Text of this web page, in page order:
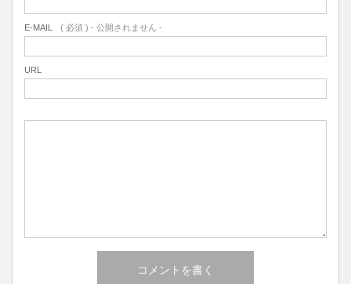
E-MAIL ( 必須 ) - 公開されません -
URL